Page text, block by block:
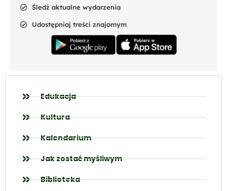
Śledź aktualne wydarzenia
Udostępniaj treści znajomym
Edukacja
Kultura
Kalendarium
Jak zostać myśliwym
Biblioteka